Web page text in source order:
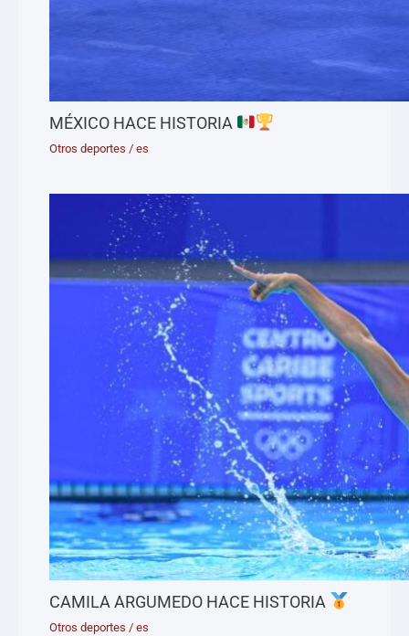
MÉXICO HACE HISTORIA
Otros deportes /es
CAMILA ARGUMEDO HACE HISTORIA
Otros deportes /es